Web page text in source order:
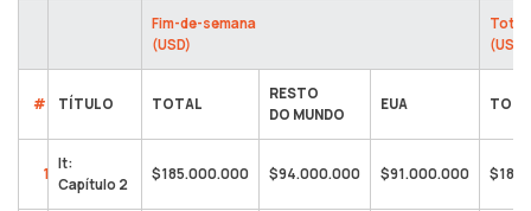
Fim-de-semana
(USD)
Total
(USD)
# TÍTULO TOTAL
RESTO
DO MUNDO
EUA
1
It:
Capítulo 2
$185.000.000 $94.000.000 $91.000.000